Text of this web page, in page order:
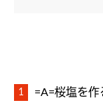
=A=桜塩を作